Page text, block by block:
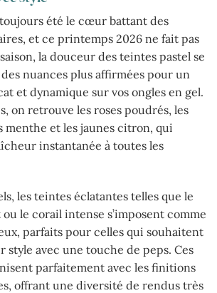
été le cœur battant des
et ce printemps 2026 ne fait pas
la douceur des teintes pastel se
nuances plus affirmées pour un
et dynamique sur vos ongles en gel.
on retrouve les roses poudrés, les
menthe et les jaunes citron, qui
instantanée à toutes les
les teintes éclatantes telles que le
le corail intense s’imposent comme
parfaits pour celles qui souhaitent
style avec une touche de peps. Ces
parfaitement avec les finitions
offrant une diversité de rendus très